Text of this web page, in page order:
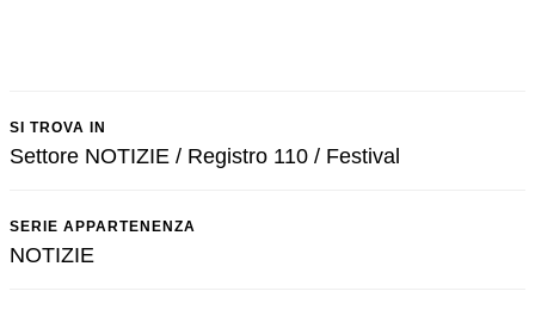
SI TROVA IN
Settore NOTIZIE / Registro 110 / Festival
SERIE APPARTENENZA
NOTIZIE